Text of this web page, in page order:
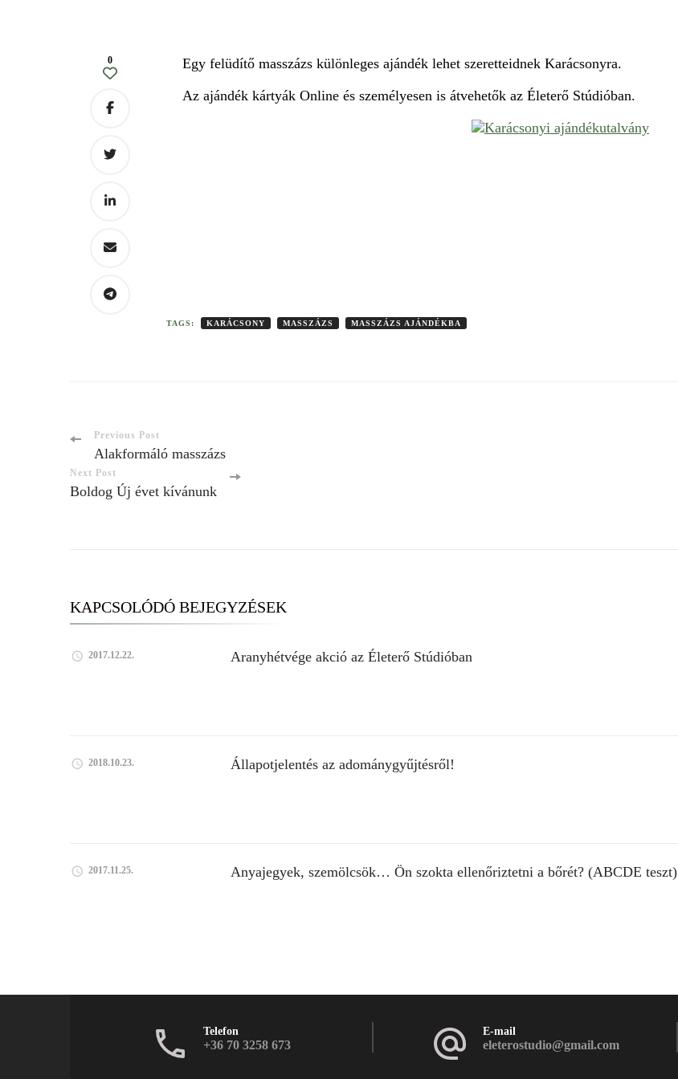
0
Egy felüdítő masszázs különleges ajándék lehet szeretteidnek Karácsonyra.
Az ajándék kártyák Online és személyesen is átvehetők az Életerő Stúdióban.
TAGS: KARÁCSONY MASSZÁZS MASSZÁZS AJÁNDÉKBA
Previous Post
Alakformáló masszázs
Next Post
Boldog Új évet kívánunk
KAPCSOLÓDÓ BEJEGYZÉSEK
2017.12.22. Aranyhétvége akció az Életerő Stúdióban
2018.10.23. Állapotjelentés az adománygyűjtésről!
2017.11.25. Anyajegyek, szemölcsök… Ön szokta ellenőriztetni a bőrét? (ABCDE teszt)
Telefon
+36 70 3258 673
E-mail
eleterostudio@gmail.com